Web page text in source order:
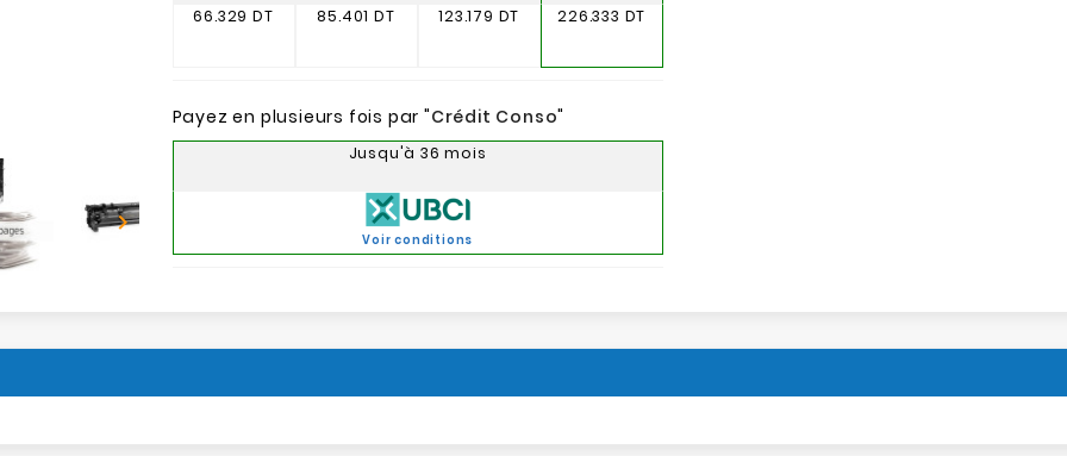

66.329 DT 85.401 DT 123.179 DT 226.333 DT
Payez en plusieurs fois par "Crédit Conso"
Jusqu'à 36 mois
Voir conditions